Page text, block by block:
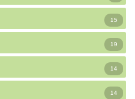
15
19
14
14